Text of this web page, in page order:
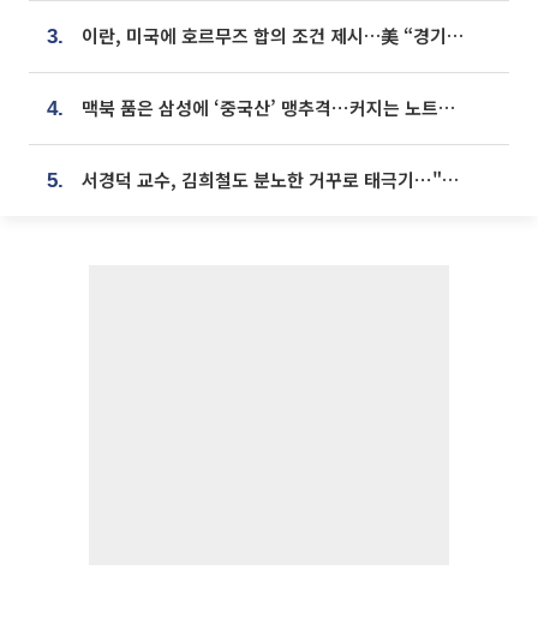
3. 이란, 미국에 호르무즈 합의 조건 제시…美 “경기 아직 안 끝나” [종합]
4. 맥북 품은 삼성에 ‘중국산’ 맹추격⋯커지는 노트북 OLED 시장
5. 서경덕 교수, 김희철도 분노한 거꾸로 태극기⋯"엉터리는 아냐, 아쉬울 뿐"